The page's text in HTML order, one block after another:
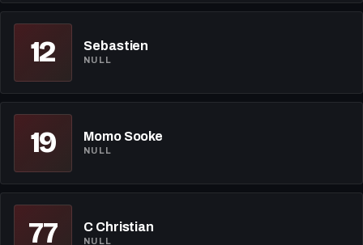
12 Sebastien
NULL
19 Momo Sooke
NULL
77 C Christian
NULL